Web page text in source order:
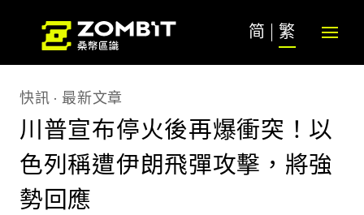
简 繁
快訊 最新文章
川普宣布停火後再爆衝突！以
色列稱遭伊朗飛彈攻擊，將強
勢回應